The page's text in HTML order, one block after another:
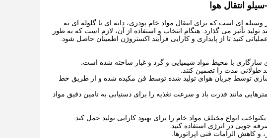
سیلو انتقال هوا
ای است که برای انتقال مواد خام پودری، دانه ای یا گلوله ای به
تولید تأثیر می گذارد. هنگام انتخاب و استفاده از آن، لازم است که به طور
کنید تا از پایداری و کارایی فرآیند اکستروژن اطمینان حاصل شود.
سازگاری با محیط مواد شیمیایی و گرد و غبار ساخته شده است.
طولانی مدت را تضمین کنند.
سازی توسط جریان هوای تولید شده توسط فن مکیده شده و از طریق خط
مانند قدرت باد و سرعت تغذیه را برای دستیابی به تامین دقیق مواد
انواع مختلف مواد خام را برای بهبود کارایی تولید حمل کند.
جویی در انرژی استفاده کنید.
و کاهش الزامات فنی اپراتورها.